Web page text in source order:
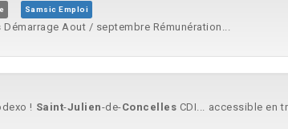
Samsic Emploi
Démarrage Aout / septembre Rémunération...
! Saint-Julien-de-Concelles CDI... accessible en